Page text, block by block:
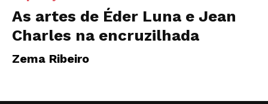
As artes de Éder Luna e Jean
Charles na encruzilhada
Zema Ribeiro